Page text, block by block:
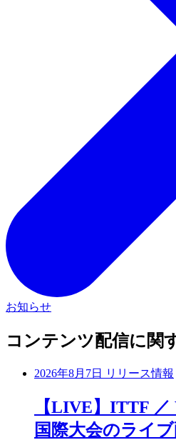
お知らせ
コンテンツ配信に関
2026年8月7日 リリース情報
【LIVE】ITTF
国際大会のライ